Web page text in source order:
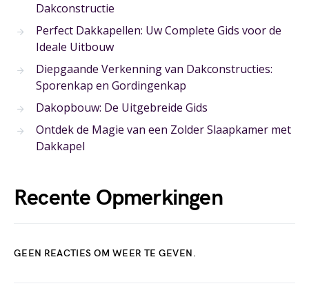
Dakconstructie
Perfect Dakkapellen: Uw Complete Gids voor de
Ideale Uitbouw
Diepgaande Verkenning van Dakconstructies:
Sporenkap en Gordingenkap
Dakopbouw: De Uitgebreide Gids
Ontdek de Magie van een Zolder Slaapkamer met
Dakkapel
Recente Opmerkingen
GEEN REACTIES OM WEER TE GEVEN.